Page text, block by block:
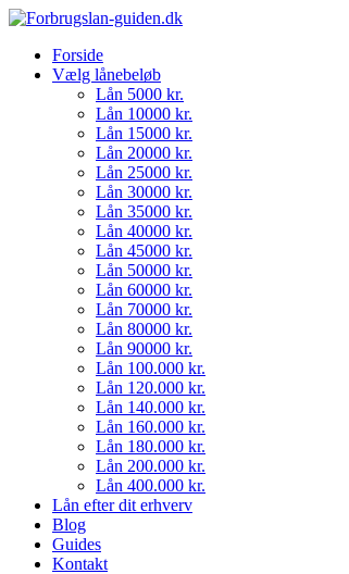
Forside
Vælg lånebeløb
Lån 5000 kr.
Lån 10000 kr.
Lån 15000 kr.
Lån 20000 kr.
Lån 25000 kr.
Lån 30000 kr.
Lån 35000 kr.
Lån 40000 kr.
Lån 45000 kr.
Lån 50000 kr.
Lån 60000 kr.
Lån 70000 kr.
Lån 80000 kr.
Lån 90000 kr.
Lån 100.000 kr.
Lån 120.000 kr.
Lån 140.000 kr.
Lån 160.000 kr.
Lån 180.000 kr.
Lån 200.000 kr.
Lån 400.000 kr.
Lån efter dit erhverv
Blog
Guides
Kontakt